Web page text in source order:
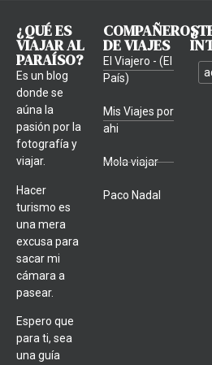
¿QUÉ ES
VIAJAR AL
PARAÍSO?
Es un blog
donde se
aúna la
pasión por la
fotografía y
viajar.
Hacer
turismo es
una mera
excusa para
sacar mi
cámara a
pasear.
Espero que
para ti, sea
una guía
COMPAÑEROS
DE VIAJES
El Viajero - (El
País)
Mis Viajes por
ahi
Mola viajar
Paco Nadal